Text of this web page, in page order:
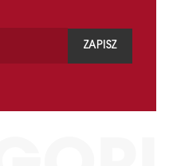
ZAPISZ